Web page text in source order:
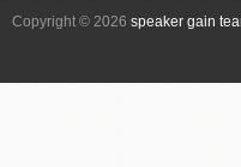
Copyright © 2026 speaker gain